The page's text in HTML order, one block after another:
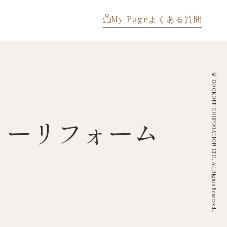
My Pageよくある質問
リフォーム
© BOOKOFF CORPORATION LTD. All Rights Reserved.